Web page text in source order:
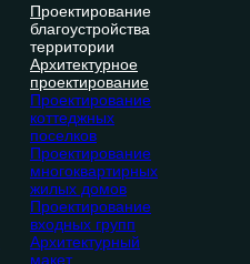
Проектирование
благоустройства
территории
Архитектурное
проектирование
Проектирование
коттеджных
поселков
Проектирование
многоквартирных
жилых домов
Проектирование
входных групп
Архитектурный
макет